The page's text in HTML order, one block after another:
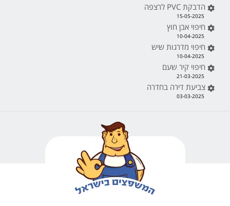
הדבקת PVC לרצפה
15-05-2025
חיפוי אבן חוץ
10-04-2025
חיפוי מדרגות שיש
10-04-2025
חיפוי קיר שעם
21-03-2025
צביעת דירה בחדרה
03-03-2025